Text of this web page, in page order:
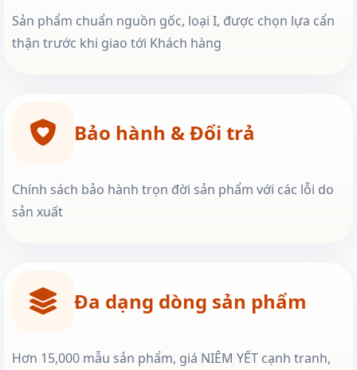
Sản phẩm chuẩn nguồn gốc, loại I, được chọn lựa cẩn
thận trước khi giao tới Khách hàng
Bảo hành & Đổi trả
Chính sách bảo hành trọn đời sản phẩm với các lỗi do
sản xuất
Đa dạng dòng sản phẩm
Hơn 15,000 mẫu sản phẩm, giá NIÊM YẾT cạnh tranh,